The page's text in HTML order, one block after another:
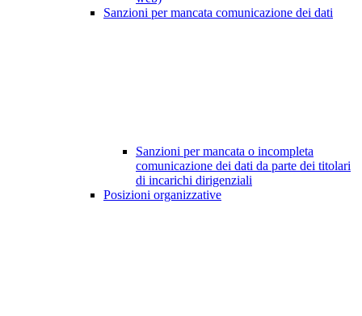
Sanzioni per mancata comunicazione dei dati
Sanzioni per mancata o incompleta
comunicazione dei dati da parte dei titolari
di incarichi dirigenziali
Posizioni organizzative